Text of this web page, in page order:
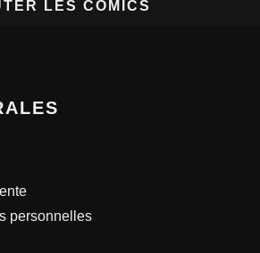
LES COMICS
personnelles